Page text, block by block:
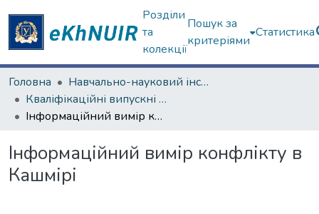
Розділи
та
колекції
Пошук за
критеріями
Статистика
Головна
Навчально-науковий інститут "Каразінський інститут міжнародних відносин та туристичного бізнесу"
Кваліфікаційні випускні роботи магістрів. Навчально-науковий інститут "Каразінський інститут міжнародних відносин та туристичного бізнесу"
Інформаційний вимір конфлікту в Кашмірі
Інформаційний вимір конфлікту в
Кашмірі